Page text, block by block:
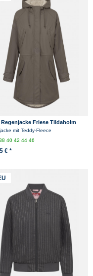
Regenjacke Friese Tildaholm
Braun Gefüttert
mit Teddy-Fleece
40424446
€ *